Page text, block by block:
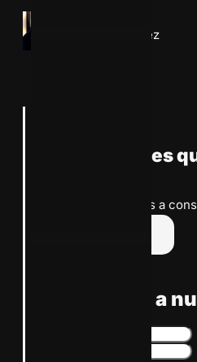
Hugo Martinez
¿Sientes
Te ayudamos a
Suscribete a